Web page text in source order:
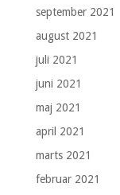
september 2021
august 2021
juli 2021
juni 2021
maj 2021
april 2021
marts 2021
februar 2021